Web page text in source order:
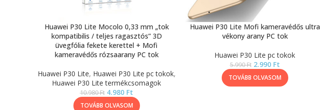
Huawei P30 Lite Mocolo 0,33 mm „tok
kompatibilis / teljes ragasztós” 3D
üvegfólia fekete kerettel + Mofi
kameravédős rózsaarany PC tok
Huawei P30 Lite, Huawei P30 Lite pc tokok,
Huawei P30 Lite termékcsomagok
10.980Ft 4.980 Ft
TOVÁBB OLVASOM
Huawei P30 Lite Mofi kameravédős ultra
vékony arany PC tok
Huawei P30 Lite pc tokok
5.990Ft 2.990 Ft
TOVÁBB OLVASOM